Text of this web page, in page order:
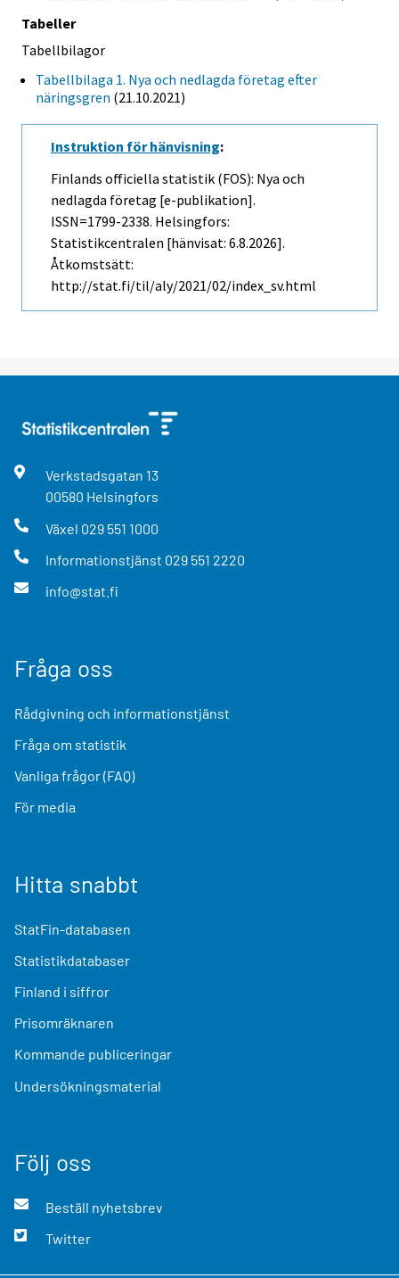
Tabeller
Tabellbilagor
Tabellbilaga 1. Nya och nedlagda företag efter
näringsgren (21.10.2021)
Instruktion för hänvisning:
Finlands officiella statistik (FOS): Nya och
nedlagda företag [e-publikation].
ISSN=1799-2338. Helsingfors:
Statistikcentralen [hänvisat: 6.8.2026].
Åtkomstsätt:
http://stat.fi/til/aly/2021/02/index_sv.html
Verkstadsgatan 13
00580 Helsingfors
Växel 029 551 1000
Informationstjänst 029 551 2220
info@stat.fi
Fråga oss
Rådgivning och informationstjänst
Fråga om statistik
Vanliga frågor (FAQ)
För media
Hitta snabbt
StatFin-databasen
Statistikdatabaser
Finland i siffror
Prisomräknaren
Kommande publiceringar
Undersökningsmaterial
Följ oss
Beställ nyhetsbrev
Twitter